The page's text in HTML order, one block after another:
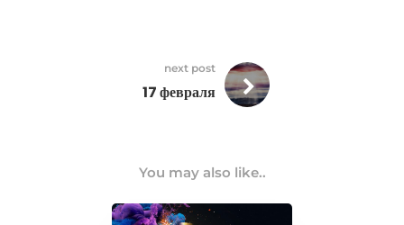
next post
17 февраля
You may also like..